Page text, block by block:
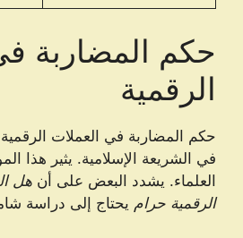
حكم المضاربة
الرقمية
حكم المضاربة في العملات
في الشريعة الإسلامية. يثير هذا
العلماء. يشدد البعض على أن هل
الرقمية حرام يحتاج إلى دراسة